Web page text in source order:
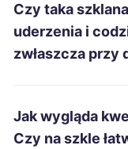
Ruda Śląska
Tarnobrzeg
Czy taka
uderzenia i
zwłaszcza przy
Jak wygląda
Czy na szkle